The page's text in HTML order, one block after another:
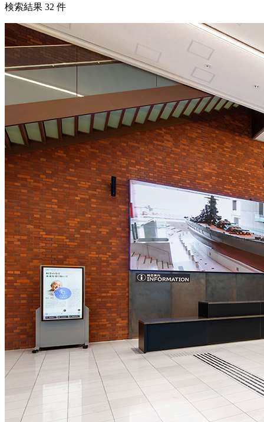
検索結果 32 件